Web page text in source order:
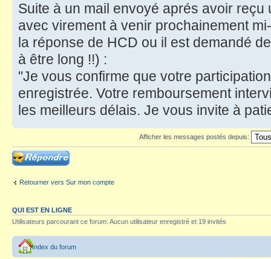
Suite à un mail envoyé aprés avoir
avec virement à venir prochainement
la réponse de HCD ou il est demandé
à être long !!) :
"Je vous confirme que votre
enregistrée. Votre remboursement
les meilleurs délais. Je vous invite à
Afficher les messages postés depuis:
Répondre
Retourner vers Sur mon compte
QUI EST EN LIGNE
Utilisateurs parcourant ce forum: Aucun utilisateur enregistré et 19 invités
Index du forum